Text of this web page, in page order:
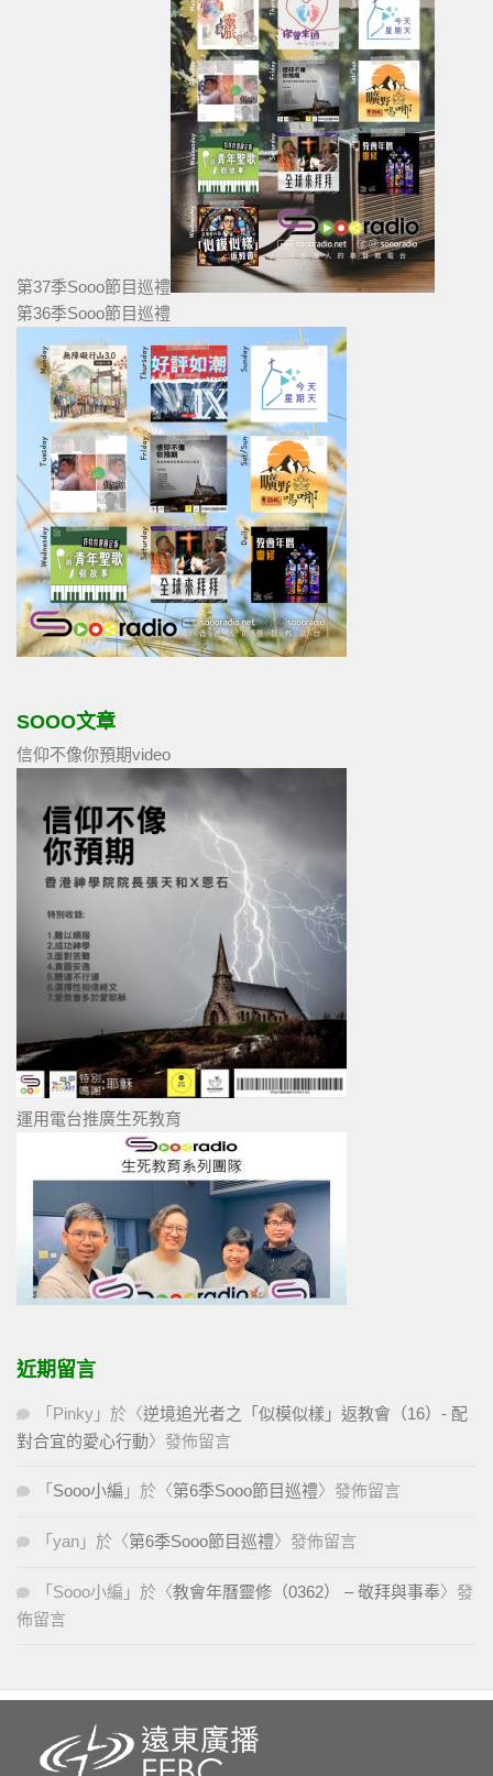
第37季Sooo節目巡禮
第36季Sooo節目巡禮
SOOO文章
信仰不像你預期video
運用電台推廣生死教育
近期留言
「 Pinky 」於〈逆境追光者之「似模似樣」返教會（16）- 配
對合宜的愛心行動〉發佈留言
「 Sooo小編 」於〈第6季Sooo節目巡禮〉發佈留言
「 yan 」於〈第6季Sooo節目巡禮〉發佈留言
「 Sooo小編 」於〈教會年曆靈修（0362） – 敬拜與事奉〉發
佈留言